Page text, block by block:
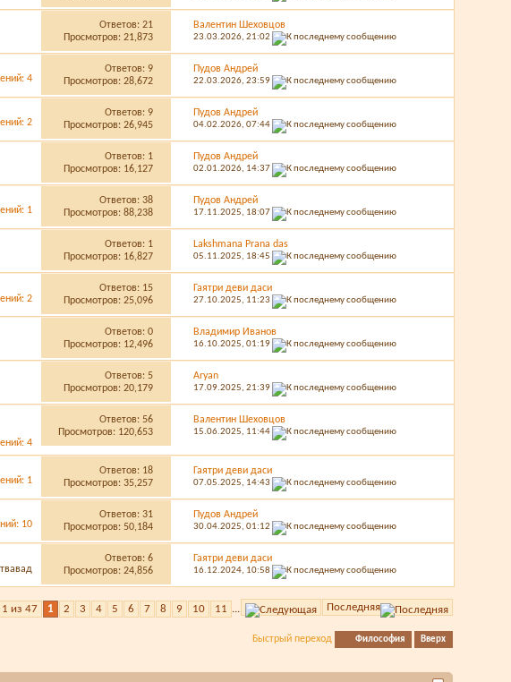
Ответов:21
Просмотров: 21,873
Валентин Шеховцов
23.03.2026, 21:02
Ответов:9
Просмотров: 28,672
Пудов Андрей
22.03.2026, 23:59
Ответов:9
Просмотров: 26,945
Пудов Андрей
04.02.2026, 07:44
Ответов: 1
Просмотров: 16,127
Пудов Андрей
02.01.2026, 14:37
Ответов:38
Просмотров: 88,238
Пудов Андрей
17.11.2025, 18:07
Ответов: 1
Просмотров: 16,827
Lakshmana Prana das
05.11.2025, 18:45
Ответов: 15
Просмотров: 25,096
Гаятри деви даси
27.10.2025, 11:23
Ответов:0
Просмотров: 12,496
Владимир Иванов
16.10.2025, 01:19
Ответов:5
Просмотров: 20,179
Aryan
17.09.2025, 21:39
Ответов:56
Просмотров: 120,653
Валентин Шеховцов
15.06.2025, 11:44
Ответов: 18
Просмотров: 35,257
Гаятри деви даси
07.05.2025, 14:43
Ответов:31
Просмотров: 50,184
Пудов Андрей
30.04.2025, 01:12
Ответов:6
Просмотров: 24,856
Гаятри деви даси
16.12.2024, 10:58
1 из 47 1 2 3 4 5 6 7 8 9 10 11 ... Последняя
Быстрый переход Философия Вверх